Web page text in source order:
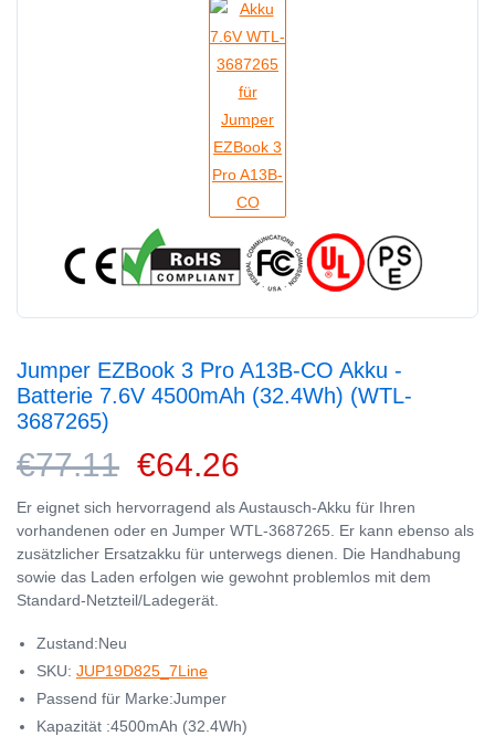
Jumper EZBook 3 Pro A13B-CO Akku -
Batterie 7.6V 4500mAh (32.4Wh) (WTL-
3687265)
€77.11 €64.26
Er eignet sich hervorragend als Austausch-Akku für Ihren
vorhandenen oder en Jumper WTL-3687265. Er kann ebenso als
zusätzlicher Ersatzakku für unterwegs dienen. Die Handhabung
sowie das Laden erfolgen wie gewohnt problemlos mit dem
Standard-Netzteil/Ladegerät.
Zustand:Neu
SKU: JUP19D825_7Line
Passend für Marke:Jumper
Kapazität :4500mAh (32.4Wh)